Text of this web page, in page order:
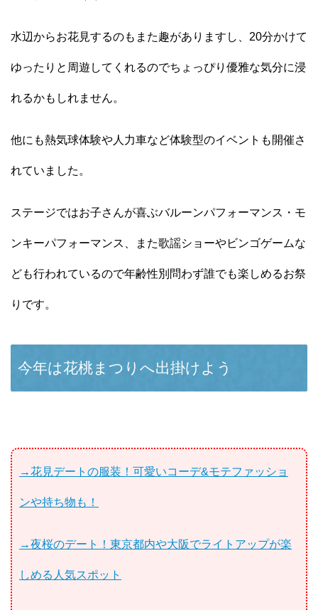
水辺からお花見するのもまた趣がありますし、20分かけて
ゆったりと周遊してくれるのでちょっぴり優雅な気分に浸
れるかもしれません。
他にも熱気球体験や人力車など体験型のイベントも開催さ
れていました。
ステージではお子さんが喜ぶバルーンパフォーマンス・モ
ンキーパフォーマンス、また歌謡ショーやビンゴゲームな
ども行われているので年齢性別問わず誰でも楽しめるお祭
りです。
今年は花桃まつりへ出掛けよう
→花見デートの服装！可愛いコーデ&モテファッショ
ンや持ち物も！
→夜桜のデート！東京都内や大阪でライトアップが楽
しめる人気スポット